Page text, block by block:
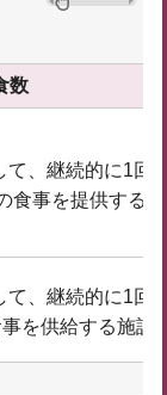
数
て、継続的に1回
食事を提供する
て、継続的に1回
を供給する施設